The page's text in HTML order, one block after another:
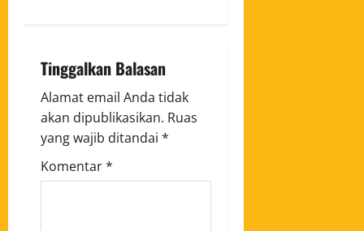
Tinggalkan Balasan
Alamat email Anda tidak
akan dipublikasikan. Ruas
yang wajib ditandai *
Komentar*